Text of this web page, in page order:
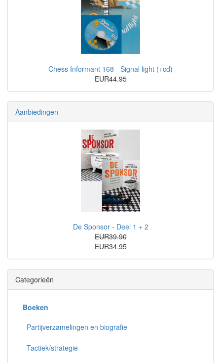
Chess Informant 168 - Signal light (+cd)
EUR44.95
Aanbiedingen
De Sponsor - Deel 1 + 2
EUR39.90
EUR34.95
Categorieën
Boeken
Partijverzamelingen en biografie
Tactiek/strategie